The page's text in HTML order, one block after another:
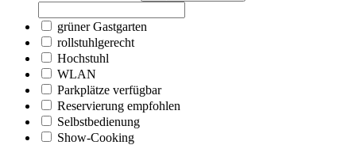
grüner Gastgarten
rollstuhlgerecht
Hochstuhl
WLAN
Parkplätze verfügbar
Reservierung empfohlen
Selbstbedienung
Show-Cooking